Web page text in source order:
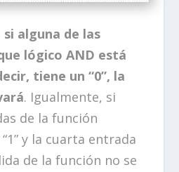
si alguna de las
lógico AND está
tiene un “0”, la
. Igualmente, si
de la función
y la cuarta entrada
de la función no se